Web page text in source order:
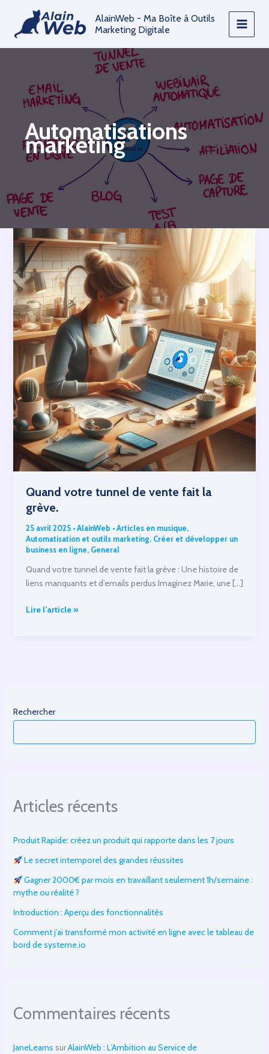
contenu
AlainWeb - Ma Boîte à Outils
Marketing Digitale
Automatisations
marketing
Quand votre tunnel de vente fait la
grève.
25 avril 2025 •AlainWeb •Articles en musique,
Automatisation et outils marketing, Créer et développer un
business en ligne, General
Quand votre tunnel de vente fait la grève : Une histoire de
liens manquants et d’emails perdus Imaginez Marie, une […]
Quand
grève.
Lire l’article »
Rechercher
Articles récents
Produit Rapide: créez un produit qui rapporte dans les 7 jours
Le secret intemporel des grandes réussites
Gagner 2000€ par mois en travaillant seulement 1h/semaine :
mythe ou réalité ?
Introduction : Aperçu des fonctionnalités
Comment j’ai transformé mon activité en ligne avec le tableau de
bord de systeme.io
Commentaires récents
JaneLearns surAlainWeb : L’Ambition au Service de